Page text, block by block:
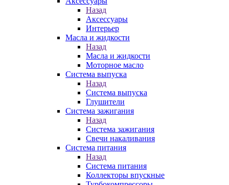
Назад
Аксессуары
Интерьер
Масла и жидкости
Назад
Масла и жидкости
Моторное масло
Система выпуска
Назад
Система выпуска
Глушители
Система зажигания
Назад
Система зажигания
Свечи накаливания
Система питания
Назад
Система питания
Коллекторы впускные